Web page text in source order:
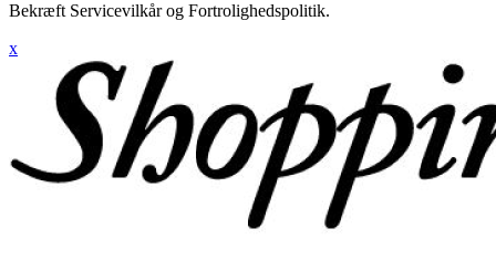
Bekræft Servicevilkår og Fortrolighedspolitik.
x